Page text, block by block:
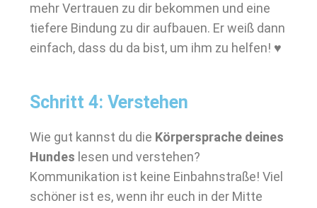
mehr Vertrauen zu dir bekommen und eine
tiefere Bindung zu dir aufbauen. Er weiß dann
einfach, dass du da bist, um ihm zu helfen! ♥
Schritt 4: Verstehen
Wie gut kannst du die Körpersprache deines
Hundes lesen und verstehen?
Kommunikation ist keine Einbahnstraße! Viel
schöner ist es, wenn ihr euch in der Mitte